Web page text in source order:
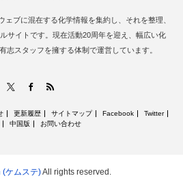
ェブに混在する化学情報を集約し、それを整理、
サイトです。現在活動20周年を迎え、幅広い化
志スタッフを擁する体制で運営しています。
Facebook
更新履歴 サイトマップ Facebook
Twitter
中国版 お問い合わせ
ケムステ)All rights reserved.